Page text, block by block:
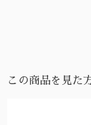
この商品を見た